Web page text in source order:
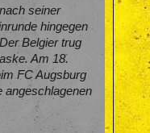
seiner
hingegen
Belgier trug
Am 18.
FC Augsburg
angeschlagenen